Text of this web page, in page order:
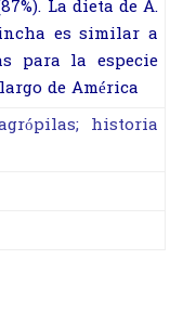
La dieta de A.
es similar a
para la especie
de América
historia